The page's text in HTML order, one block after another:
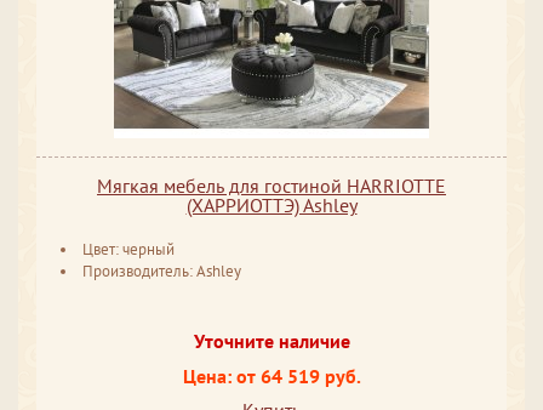
Мягкая мебель для гостиной HARRIOTTE
(ХАРРИОТТЭ) Ashley
Цвет: черный
Производитель: Ashley
Уточните наличие
Цена: от 64 519 руб.